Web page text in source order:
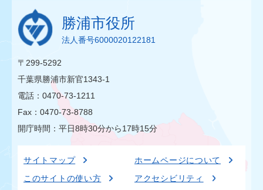
勝浦市役所
法人番号6000020122181
〒299-5292
千葉県勝浦市新官1343-1
電話：0470-73-1211
Fax：0470-73-8788
開庁時間：平日8時30分から17時15分
サイトマップ
ホームページについて
このサイトの使い方
アクセシビリティ